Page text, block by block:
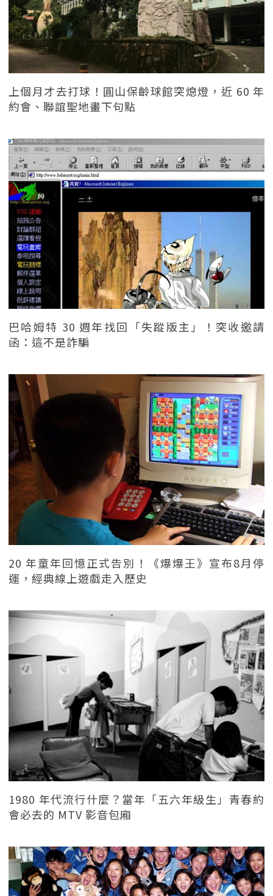
上個月才去打球！圓山保齡球館突熄燈，近 60 年
約會、聯誼聖地畫下句點
巴哈姆特 30 週年找回「失蹤版主」！突收邀請
函：這不是詐騙
20 年童年回憶正式告別！《爆爆王》宣布8月停
運，經典線上遊戲走入歷史
1980 年代流行什麼？當年「五六年級生」青春約
會必去的 MTV 影音包廂